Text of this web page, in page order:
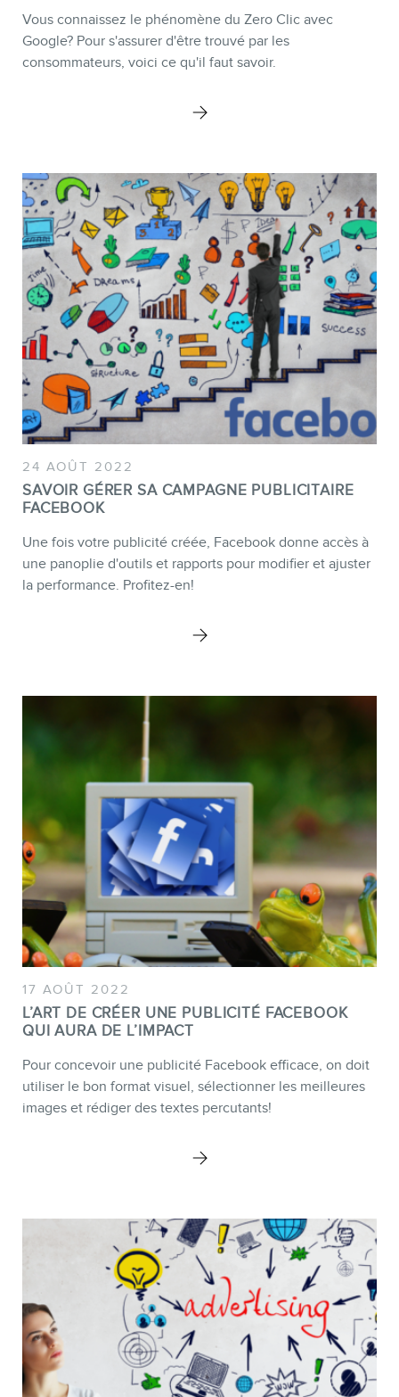
BLOGUE
CONTACT
MEMBRES
INFOLETTRE
Vous connaissez le phénomène du Zero Clic avec
Google? Pour s'assurer d'être trouvé par les
consommateurs, voici ce qu'il faut savoir.
24 AOÛT 2022
SAVOIR GÉRER SA CAMPAGNE PUBLICITAIRE
FACEBOOK
Une fois votre publicité créée, Facebook donne accès à
une panoplie d'outils et rapports pour modifier et ajuster
la performance. Profitez-en!
17 AOÛT 2022
L’ART DE CRÉER UNE PUBLICITÉ FACEBOOK
QUI AURA DE L’IMPACT
Pour concevoir une publicité Facebook efficace, on doit
utiliser le bon format visuel, sélectionner les meilleures
images et rédiger des textes percutants!